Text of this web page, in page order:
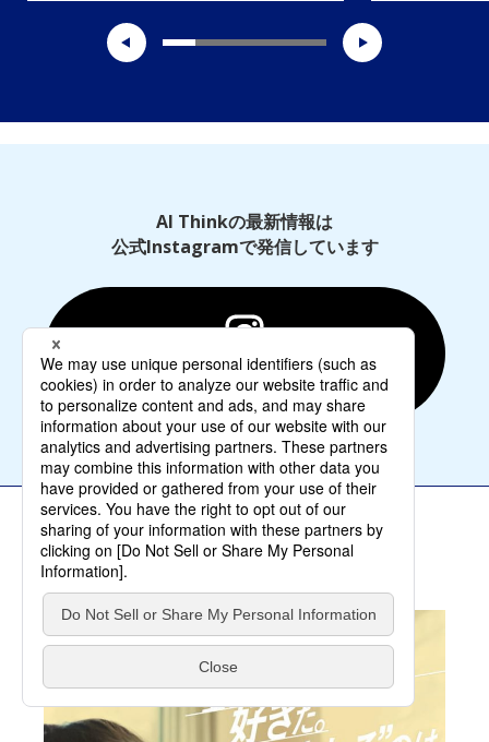
AI Thinkの最新情報は
公式Instagramで発信しています
aisin_corporation_official
採用情報